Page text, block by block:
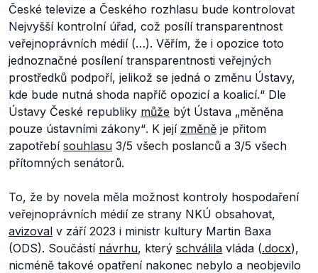
České televize a Českého rozhlasu bude kontrolovat
Nejvyšší kontrolní úřad, což posílí transparentnost
veřejnoprávních médií (…). Věřím, že i opozice toto
jednoznačné posílení transparentnosti veřejných
prostředků podpoří, jelikož se jedná o změnu Ústavy,
kde bude nutná shoda napříč opozicí a koalicí.“ Dle
Ústavy České republiky může být Ústava „měněna
pouze ústavními zákony“. K její změně je přitom
zapotřebí souhlasu 3/5 všech poslanců a 3/5 všech
přítomných senátorů.
To, že by novela měla možnost kontroly hospodaření
veřejnoprávních médií ze strany NKÚ obsahovat,
avizoval v září 2023 i ministr kultury Martin Baxa
(ODS). Součástí návrhu, který schválila vláda (.docx),
nicméně takové opatření nakonec nebylo a neobjevilo